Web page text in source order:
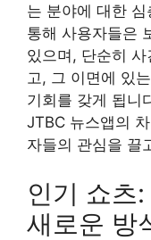
는 분야에 대한
통해 사용자들은
있으며, 단순히
고, 그 이면에 있
기회를 갖게 됩니
JTBC 뉴스앱의
자들의 관심을 끌
인기 쇼츠
새로운 방